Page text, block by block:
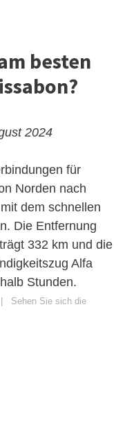
besten
2024
für
Norden nach
dem schnellen
Die Entfernung
332 km und die
Alfa
Stunden.
Sehen Sie sich die